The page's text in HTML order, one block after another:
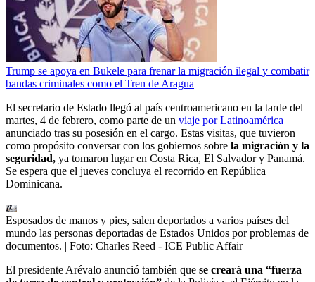
Trump se apoya en Bukele para frenar la migración ilegal y combatir
bandas criminales como el Tren de Aragua
El secretario de Estado llegó al país centroamericano en la tarde del
martes, 4 de febrero, como parte de un viaje por Latinoamérica
anunciado tras su posesión en el cargo. Estas visitas, que tuvieron
como propósito conversar con los gobiernos sobre la migración y la
seguridad, ya tomaron lugar en Costa Rica, El Salvador y Panamá.
Se espera que el jueves concluya el recorrido en República
Dominicana.
Esposados de manos y pies, salen deportados a varios países del
mundo las personas deportadas de Estados Unidos por problemas de
documentos. | Foto: Charles Reed - ICE Public Affair
El presidente Arévalo anunció también que se creará una “fuerza